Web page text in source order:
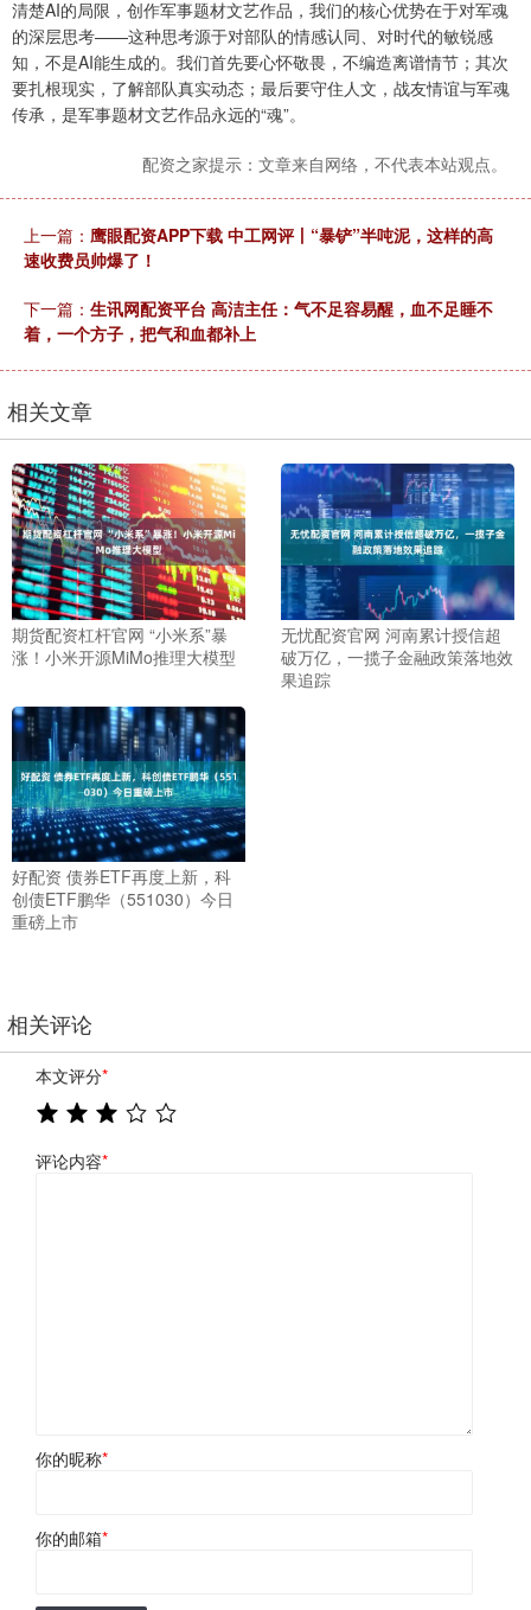
清楚AI的局限，创作军事题材文艺作品，我们的核心优势在于对军魂
的深层思考——这种思考源于对部队的情感认同、对时代的敏锐感
知，不是AI能生成的。我们首先要心怀敬畏，不编造离谱情节；其次
要扎根现实，了解部队真实动态；最后要守住人文，战友情谊与军魂
传承，是军事题材文艺作品永远的“魂”。
配资之家提示：文章来自网络，不代表本站观点。
上一篇： 鹰眼配资APP下载 中工网评丨“暴铲”半吨泥，这样的高
速收费员帅爆了！
下一篇： 生讯网配资平台 高洁主任：气不足容易醒，血不足睡不
着，一个方子，把气和血都补上
相关文章
期货配资杠杆官网 “小米系”暴
涨！小米开源MiMo推理大模型
无忧配资官网 河南累计授信超
破万亿，一揽子金融政策落地效
果追踪
好配资 债券ETF再度上新，科
创债ETF鹏华（551030）今日
重磅上市
相关评论
本文评分*
评论内容*
你的昵称*
你的邮箱*